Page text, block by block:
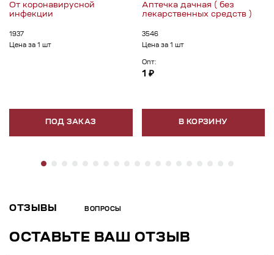
От коронавирусной
инфекции
1937
Цена за 1 шт
ПОД ЗАКАЗ
Аптечка дачная ( без
лекарственных средств )
3546
Цена за 1 шт
Опт:
1 ₽
В КОРЗИНУ
ОТЗЫВЫ ВОПРОСЫ
ОСТАВЬТЕ ВАШ ОТЗЫВ